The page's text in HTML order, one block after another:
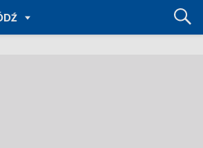
POWRÓT
DO
REGIONY